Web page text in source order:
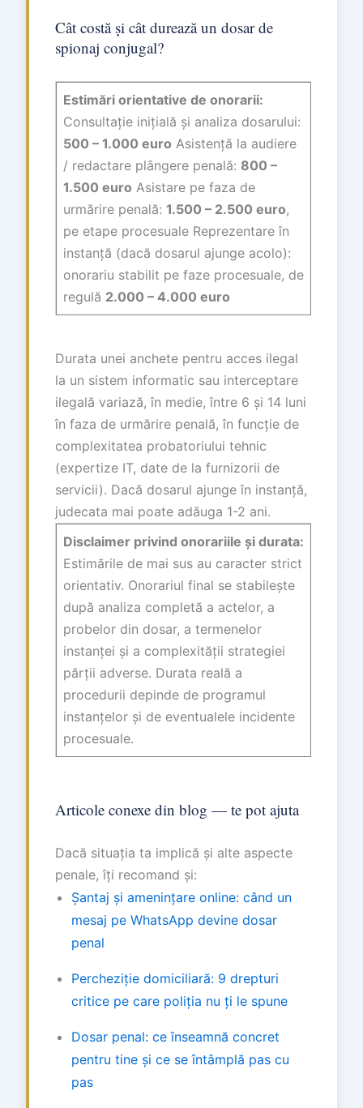
Cât costă și cât durează un dosar de
spionaj conjugal?
Estimări orientative de onorarii:
Consultație inițială și analiza dosarului:
500 – 1.000 euro Asistență la audiere
/ redactare plângere penală: 800 –
1.500 euro Asistare pe faza de
urmărire penală: 1.500 – 2.500 euro,
pe etape procesuale Reprezentare în
instanță (dacă dosarul ajunge acolo):
onorariu stabilit pe faze procesuale, de
regulă 2.000 – 4.000 euro
Durata unei anchete pentru acces ilegal
la un sistem informatic sau interceptare
ilegală variază, în medie, între 6 și 14 luni
în faza de urmărire penală, în funcție de
complexitatea probatoriului tehnic
(expertize IT, date de la furnizorii de
servicii). Dacă dosarul ajunge în instanță,
judecata mai poate adăuga 1-2 ani.
Disclaimer privind onorariile și durata:
Estimările de mai sus au caracter strict
orientativ. Onorariul final se stabilește
după analiza completă a actelor, a
probelor din dosar, a termenelor
instanței și a complexității strategiei
părții adverse. Durata reală a
procedurii depinde de programul
instanțelor și de eventualele incidente
procesuale.
Articole conexe din blog — te pot ajuta
Dacă situația ta implică și alte aspecte
penale, îți recomand și:
Șantaj și amenințare online: când un
mesaj pe WhatsApp devine dosar
penal
Percheziție domiciliară: 9 drepturi
critice pe care poliția nu ți le spune
Dosar penal: ce înseamnă concret
pentru tine și ce se întâmplă pas cu
pas